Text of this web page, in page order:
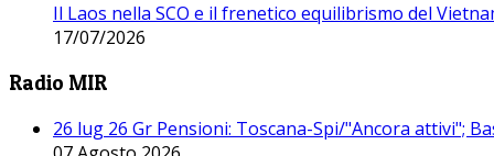
Il Laos nella SCO e il frenetico equilibrismo del
17/07/2026
Radio MIR
26 lug 26 Gr Pensioni: Toscana-Spi/"Ancora attivi";